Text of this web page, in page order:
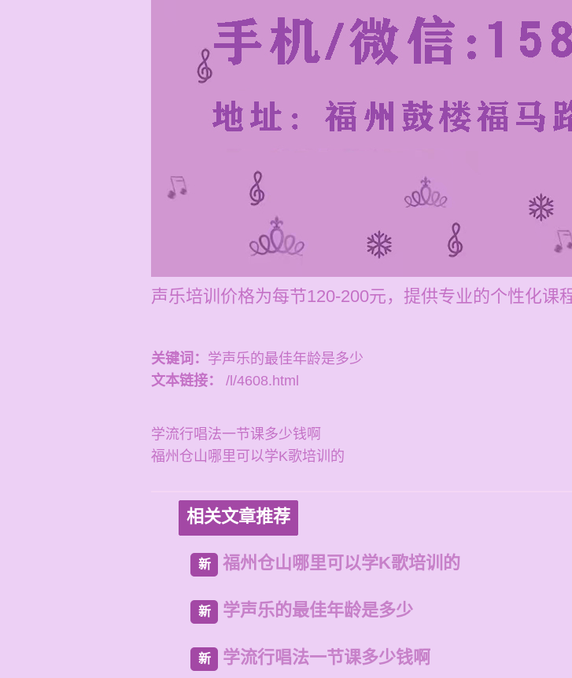
声乐培训价格为每节120-200元，提供专业的个性化课
关键词： 学声乐的最佳年龄是多少
文本链接：
/l/4608.html
学流行唱法一节课多少钱啊
福州仓山哪里可以学K歌培训的
相关文章推荐
新 福州仓山哪里可以学K歌培训的
新 学声乐的最佳年龄是多少
新 学流行唱法一节课多少钱啊